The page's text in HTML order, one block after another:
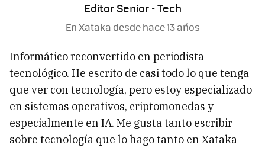
Editor Senior - Tech
En Xataka desdehace 13 años
Informático reconvertido en periodista
tecnológico. He escrito de casi todo lo que tenga
que ver con tecnología, pero estoy especializado
en sistemas operativos, criptomonedas y
especialmente en IA. Me gusta tanto escribir
sobre tecnología que lo hago tanto en Xataka